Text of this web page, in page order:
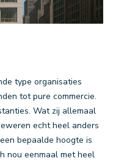
type organisaties
tot pure commercie.
Wat zij allemaal
echt heel anders
bepaalde hoogte is
nou eenmaal met heel